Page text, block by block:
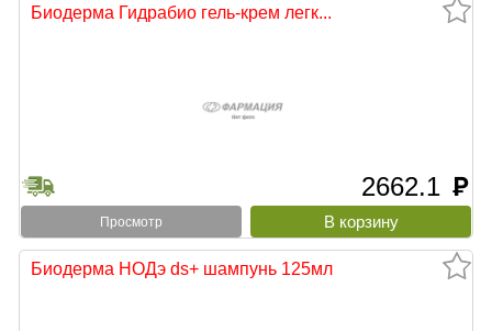
Биодерма Гидрабио гель-крем легк...
2662.1 руб
Просмотр
Биодерма НОДэ ds+ шампунь 125мл